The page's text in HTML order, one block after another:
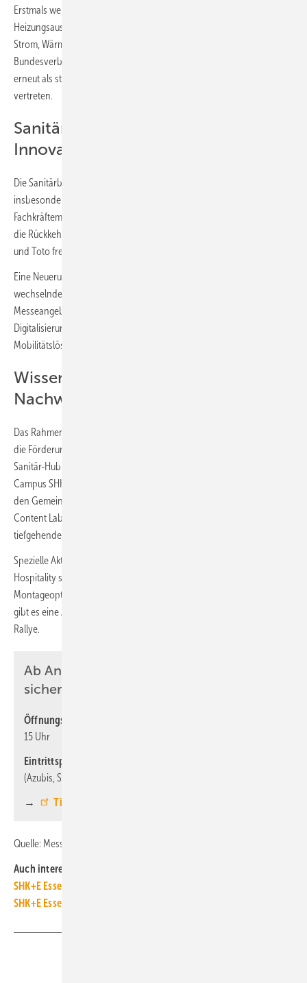
Erstmals werden sektorübergreifende Lösungen direkt in die
Heizungsausstellung in Halle 3 integriert, um die Synergien zwischen
Strom, Wärme und Mobilität anschaulich zu präsentieren. Der
Bundesverband der Deutschen Heizungsindustrie (BDH) ist dabei
erneut als starker Partner mit eigenem Stand und Vortragsforum
vertreten.
Sanitärbranche mit eigenem
Innovations-Hub
Die Sanitärbranche präsentiert ebenfalls ihre Innovationskraft,
insbesondere im Bereich effizienter Montagetechniken, die dem
Fachkräftemangel entgegenwirken sollen. Besucher dürfen sich auf
die Rückkehr namhafter Hersteller wie Hansa Armaturen, Hansgrohe
und Toto freuen.
Eine Neuerung ist der
wechselnde inhaltliche Schwerpunkte bietet. Abgerundet wird das
Messeangebot durch Informationen zu Innovationen und
Digitalisierung, Werkzeugen, Betriebsausstattung und
Mobilitätslösungen.
Wissenstransfer und
Nachwuchsförderung
Das Rahmenprogramm ist auf umfassenden Wissensaustausch und
die Förderung des Branchennachwuchses ausgelegt. Neben dem
Sanitär-Hub umfasst es Fachforen und Sonderbereiche wie den
Campus SHK Bildung, Lernen + IT, den Treffpunkt Trinkwasser und
den Gemeinschaftsstand Startup@SHK+E ESSEN. Weiterhin bieten das
Content Lab, das Vortragsforum des BDH und die SHK+E Expert Stage
tiefgehende Einblicke.
Spezielle Aktionstage wie der Benelux-Tag und ein Fokus-Tag
Hospitality sowie geführte Messerundgänge zu Themen wie
Montageoptimierung ergänzen das Programm. Für den Nachwuchs
gibt es eine Azubi-Lounge mit Informationsprogramm und eine Azubi-
Rallye.
Ab Anfang Januar Tickets online
sichern!
Öffnungszeiten:
15 Uhr
Eintrittspreise:
(Azubis, Schüler, Studierende): 12,50 Euro
→ Ticket online kaufen
Quelle: Messe Essen / fl
Auch interessant:
SHK+E Essen: Smarte Technik für grüne Dächer und Fassaden
SHK+E Essen: Bildung, Trink­wasser, Start-ups